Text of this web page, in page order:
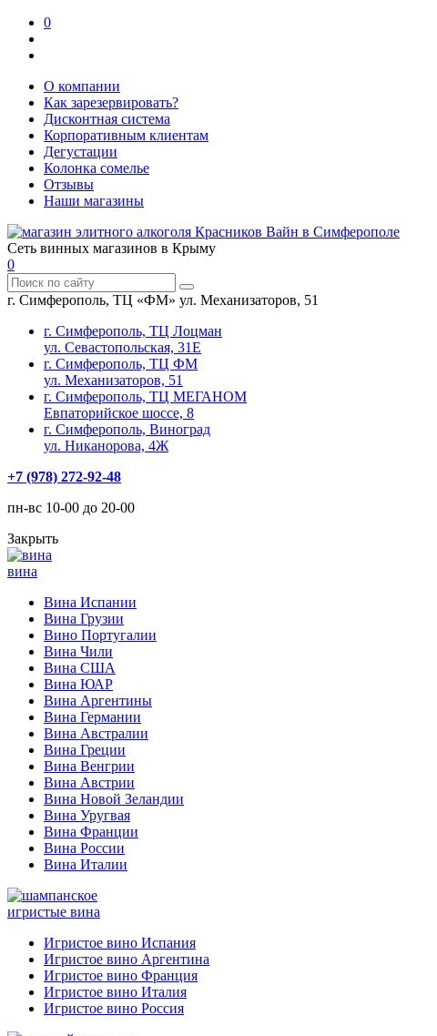
0
О компании
Как зарезервировать?
Дисконтная система
Корпоративным клиентам
Дегустации
Колонка сомелье
Отзывы
Наши магазины
Сеть винных магазинов в Крыму
0
г. Симферополь, ТЦ «ФМ» ул. Механизаторов, 51
г. Симферополь, ТЦ Лоцман
ул. Севастопольская, 31Е
г. Симферополь, ТЦ ФМ
ул. Механизаторов, 51
г. Симферополь, ТЦ МЕГАНОМ
Евпаторийское шоссе, 8
г. Симферополь, Виноград
ул. Никанорова, 4Ж
+7 (978) 272-92-48
пн-вс 10-00 до 20-00
Закрыть
вина
Вина Испании
Вина Грузии
Вино Португалии
Вина Чили
Вина США
Вина ЮАР
Вина Аргентины
Вина Германии
Вина Австралии
Вина Греции
Вина Венгрии
Вина Австрии
Вина Новой Зеландии
Вина Уругвая
Вина Франции
Вина России
Вина Италии
игристые вина
Игристое вино Испания
Игристое вино Аргентина
Игристое вино Франция
Игристое вино Италия
Игристое вино Россия